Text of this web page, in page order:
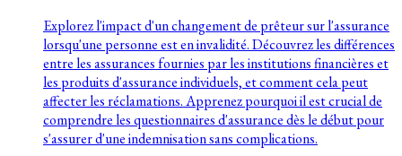
Explorez l'impact d'un changement de prêteur sur l'assurance
lorsqu'une personne est en invalidité. Découvrez les différences
entre les assurances fournies par les institutions financières et
les produits d'assurance individuels, et comment cela peut
affecter les réclamations. Apprenez pourquoi il est crucial de
comprendre les questionnaires d'assurance dès le début pour
s'assurer d'une indemnisation sans complications.